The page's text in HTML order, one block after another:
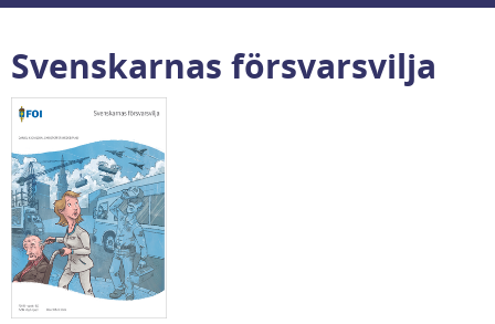
Svenskarnas försvarsvilja